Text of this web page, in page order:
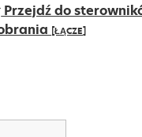
Przejdź do
[ŁĄCZE]